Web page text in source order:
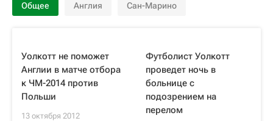
Общее Англия Сан-Марино
Уолкотт не поможет
Англии в матче отбора
к ЧМ-2014 против
Польши
13 октября 2012
Футболист Уолкотт
проведет ночь в
больнице с
подозрением на
перелом